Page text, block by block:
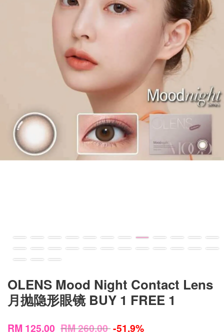
OLENS Mood Night Contact Lens
月抛隐形眼镜 BUY 1 FREE 1
RM 125.00 RM 260.00-51.9%